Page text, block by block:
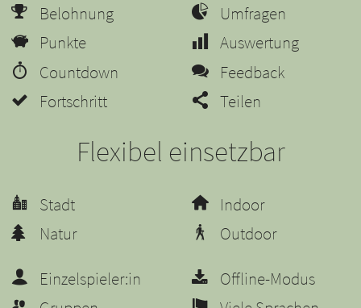
Belohnung
Punkte
Countdown
Fortschritt
Umfragen
Auswertung
Feedback
Teilen
Flexibel einsetzbar
Stadt
Natur
Indoor
Outdoor
Einzelspieler:in
Offline-Modus